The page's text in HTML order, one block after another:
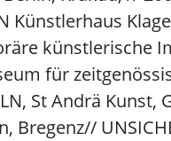
Künstlerhaus
künstlerische
für
St Andrä Kunst,
Bregenz//